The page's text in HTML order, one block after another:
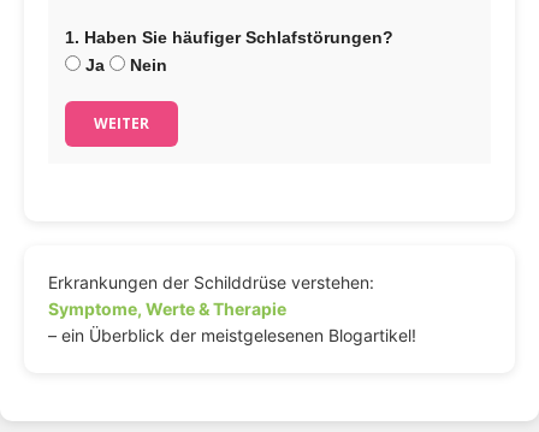
1. Haben Sie häufiger Schlafstörungen?
Ja
Nein
WEITER
Erkrankungen der Schilddrüse verstehen:
Symptome, Werte & Therapie
– ein Überblick der meistgelesenen Blogartikel!